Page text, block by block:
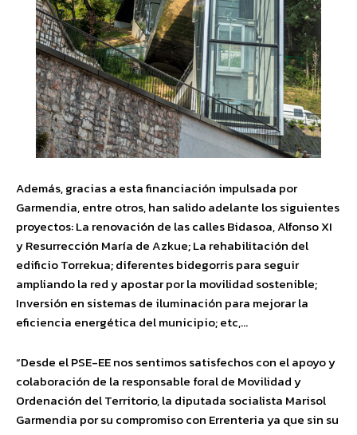
Además, gracias a esta financiación impulsada por
Garmendia, entre otros, han salido adelante los siguientes
proyectos: La renovación de las calles Bidasoa, Alfonso XI
y Resurrección María de Azkue; La rehabilitación del
edificio Torrekua; diferentes bidegorris para seguir
ampliando la red y apostar por la movilidad sostenible;
Inversión en sistemas de iluminación para mejorar la
eficiencia energética del municipio; etc,…
“Desde el PSE-EEnos sentimos satisfechos con el apoyo y
colaboración de la responsable foral de Movilidad y
Ordenación del Territorio, la diputada socialista Marisol
Garmendia por su compromiso con Errenteria ya que sin su